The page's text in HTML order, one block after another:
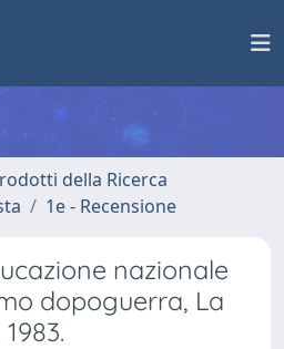
della Ricerca
1e - Recensione
nazionale
dopoguerra, La